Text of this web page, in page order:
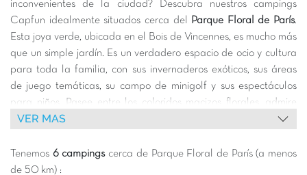
inconvenientes de la ciudad? Descubra nuestros campings
Capfun idealmente situados cerca del
Parque Floral de París.
Esta joya verde, ubicada en el Bois de Vincennes, es mucho más
que un simple jardín. Es un verdadero espacio de ocio y cultura
para toda la familia, con sus invernaderos exóticos, sus áreas
de juego temáticas, su campo de minigolf y sus espectáculos
para niños. Pasee entre los coloridos macizos florales, admire
las esculturas y disfrute del ambiente sereno de este parque
descubrimientos y relajación.
Elegir un camping Capfun cerca del Parque Floral de París es
VER MAS
Tenemos 6 campingscerca de Parque Floral de París (a menos
de 50 km) :